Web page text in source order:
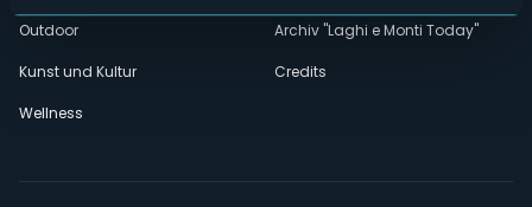
Outdoor
Kunst und Kultur
Wellness
Archiv "Laghi e Monti Today"
Credits